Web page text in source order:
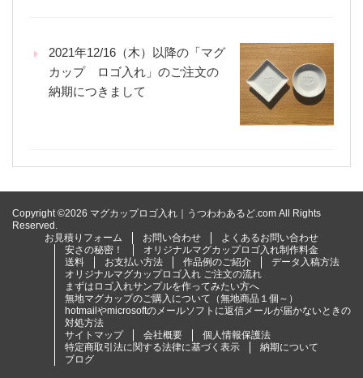
2021年12/16（木）以降の「マグ
カップ ロゴ入れ」のご注文の
納期につきまして
Copyright ©2026 マグカップロゴ入れ｜うつわわあるど.com All Rights
Reserved.
お見積りフォーム
お問い合わせ
よくあるお問い合わせ
安さの秘密！
オリジナルマグカップロゴ入れ制作料金
送料
お支払い方法 作品例のご紹介
データ入稿方法
オリジナルマグカップロゴ入れ ご注文の流れ
まずはロゴ入れサンプルを作ってみたい方へ
無地マグカップのご購入について（無地商品１個～）
hotmailやmicrosoftのメールソフトに返信メールが届かないときの
対処方法
サイトマップ
会社概要
個人情報保護法
特定商取引法に関する法律に基づく表示
納期について
ブログ